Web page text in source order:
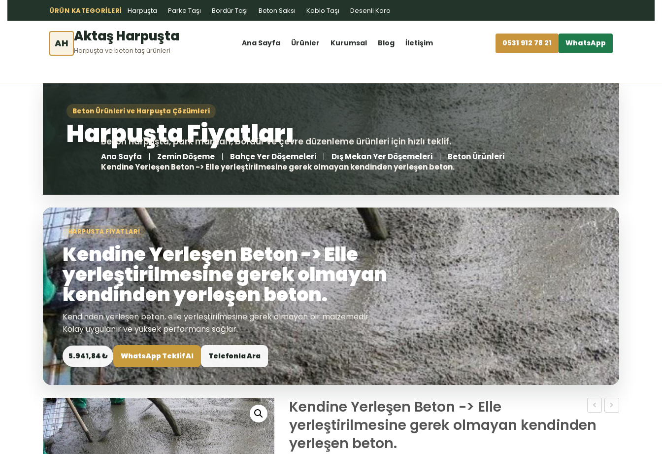
ÜRÜN KATEGORILERI Harpuşta Parke Taşı Bordür Taşı Beton Saksı Kablo Taşı Desenli Karo
AH Aktaş Harpuşta
Harpuşta ve beton taş ürünleri
Ana Sayfa Ürünler Kurumsal Blog İletişim 0531 912 78 21 WhatsApp
Ana Sayfa Zemin Döşeme Bahçe Yer Döşemeleri Dış Mekan Yer Döşemeleri
Beton Ürünleri
Kendine Yerleşen Beton -> Elle yerleştirilmesine gerek olmayan kendinden yerleşen beton.
HARPUSTA FIYATLARI
Kendine Yerleşen Beton -> Elle
yerleştirilmesine gerek olmayan
kendinden yerleşen beton.
Kendinden yerleşen beton, elle yerleştirilmesine gerek olmayan bir malzemedir.
Kolay uygulanır ve yüksek performans sağlar.
5.941,84 ₺ WhatsApp Teklif Al Telefonla Ara
Beton
Kendine Yerleşen Beton -> Elle
yerleştirilmesine gerek olmayan kendinden
yerleşen beton.